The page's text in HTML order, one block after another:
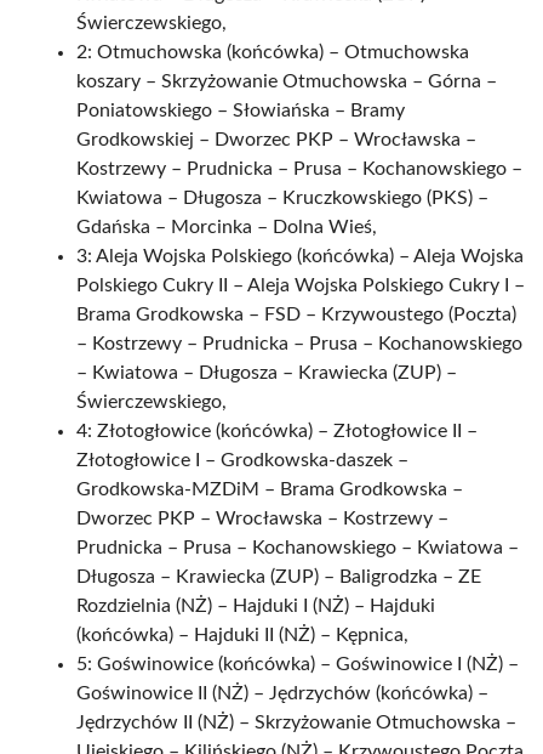
Świerczewskiego,
2: Otmuchowska (końcówka) – Otmuchowska
koszary – Skrzyżowanie Otmuchowska – Górna –
Poniatowskiego – Słowiańska – Bramy
Grodkowskiej – Dworzec PKP – Wrocławska –
Kostrzewy – Prudnicka – Prusa – Kochanowskiego –
Kwiatowa – Długosza – Kruczkowskiego (PKS) –
Gdańska – Morcinka – Dolna Wieś,
3: Aleja Wojska Polskiego (końcówka) – Aleja Wojska
Polskiego Cukry II – Aleja Wojska Polskiego Cukry I –
Brama Grodkowska – FSD – Krzywoustego (Poczta)
– Kostrzewy – Prudnicka – Prusa – Kochanowskiego
– Kwiatowa – Długosza – Krawiecka (ZUP) –
Świerczewskiego,
4: Złotogłowice (końcówka) – Złotogłowice II –
Złotogłowice I – Grodkowska-daszek –
Grodkowska-MZDiM – Brama Grodkowska –
Dworzec PKP – Wrocławska – Kostrzewy –
Prudnicka – Prusa – Kochanowskiego – Kwiatowa –
Długosza – Krawiecka (ZUP) – Baligrodzka – ZE
Rozdzielnia (NŻ) – Hajduki I (NŻ) – Hajduki
(końcówka) – Hajduki II (NŻ) – Kępnica,
5: Goświnowice (końcówka) – Goświnowice I (NŻ) –
Goświnowice II (NŻ) – Jędrzychów (końcówka) –
Jędrzychów II (NŻ) – Skrzyżowanie Otmuchowska –